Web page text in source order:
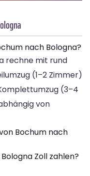
nach Bologna?
rechne mit rund
(1–2 Zimmer)
(3–4
von
Bochum nach
Zoll zahlen?